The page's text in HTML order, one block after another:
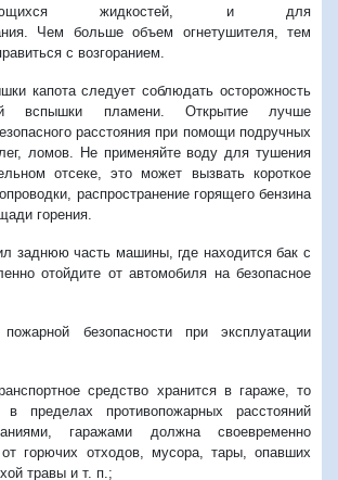
жидкостей, и для
Чем больше объем огнетушителя, тем
с возгоранием.
капота следует соблюдать осторожность
вспышки пламени. Открытие лучше
расстояния при помощи подручных
ломов. Не применяйте воду для тушения
отсеке, это может вызвать короткое
распространение горящего бензина
горения.
заднюю часть машины, где находится бак с
отойдите от автомобиля на безопасное
безопасности при эксплуатации
средство хранится в гараже, то
в пределах противопожарных расстояний
гаражами должна своевременно
горючих отходов, мусора, тары, опавших
травы и т. п.;